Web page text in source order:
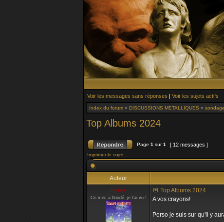
Voir les messages sans réponses | Voir les sujets actifs
Index du forum » DISCUSSIONS METALLIQUES »
Top Albums 2024
Page 1 sur1 [ 12 messages ]
Imprimer le sujet
Auteur
noise
Ce mec a floodé, je l'ai vu !
Top Albums 2024
A vos crayons!
Perso je suis sur qu'il y